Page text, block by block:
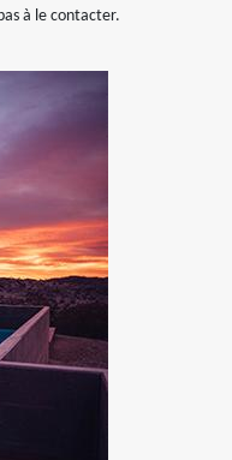
à le contacter.